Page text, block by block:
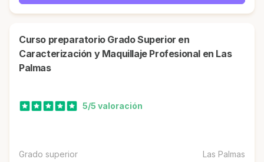
Curso preparatorio Grado Superior en
Caracterización y Maquillaje Profesional en Las
Palmas
5/5 valoración
Grado superior Las Palmas